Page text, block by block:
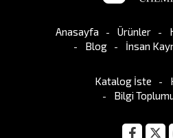
Anasayfa Ürünler
Blog
İnsan
Katalog İste
Bilgi